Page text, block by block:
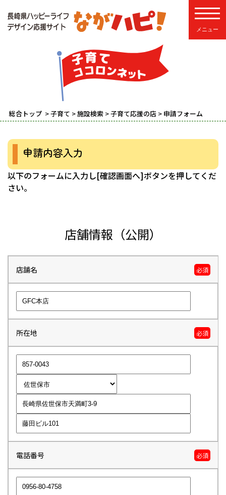
総合トップ >子育て >施設検索 >子育て応援の店 > 申請フォーム
申請内容入力
以下のフォームに入力し[確認画面へ]ボタンを押してくだ
さい。
店舗情報（公開）
店舗名 必須
所在地 必須
電話番号 必須